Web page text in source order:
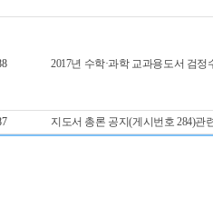
2017년 수학·과학 교과용도서 검
지도서 총론 공지(게시번호 284)관